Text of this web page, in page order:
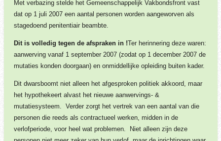
Met verbazing stelde het Gemeenschappelijk Vakbondsfront vast
dat op 1 juli 2007 een aantal personen worden aangeworven als
stagedoend penitentiair beambte.
Dit is volledig tegen de afspraken in !Ter herinnering deze waren:
aanwerving vanaf 1 september 2007 (zodat op 1 december 2007 de
mutaties konden doorgaan) en onmiddellijke opleiding buiten kader.
Dit dwarsboomt niet alleen het afgesproken politiek akkoord, maar
het hypothekeert alvast het nieuwe aanwervings- &
mutatiesysteem. Verder zorgt het vertrek van een aantal van die
personen die reeds als contractueel werken, midden in de
verlofperiode, voor heel wat problemen. Niet alleen zijn deze